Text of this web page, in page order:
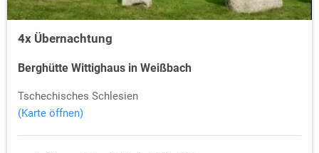
4x Übernachtung
Berghütte Wittighaus in Weißbach
Tschechisches Schlesien
(Karte öffnen)